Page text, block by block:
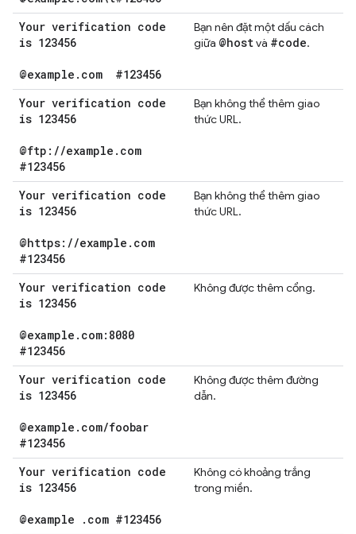
Your verification code
is 123456
@example . com #123456
Bạn nên đặt một dấu cách
giữa @hostvà #code.
Your verification code
is 123456
@ftp: //example . com
#123456
Bạn không thể thêm giao
thức URL.
Your verification code
is 123456
@https: //example . com
#123456
Bạn không thể thêm giao
thức URL.
Your verification code
is 123456
@example . com:8080
#123456
Không được thêm cổng.
Your verification code
is 123456
@example . com/foobar
#123456
Không được thêm đường
dẫn.
Your verification code
is 123456
@example . com #123456
Không có khoảng trắng
trong miền.